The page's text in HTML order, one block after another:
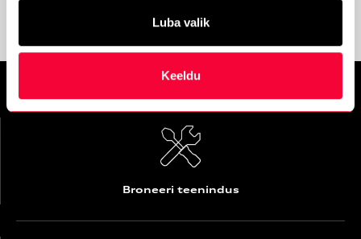
Luba valik
Keeldu
Broneeri teenindus